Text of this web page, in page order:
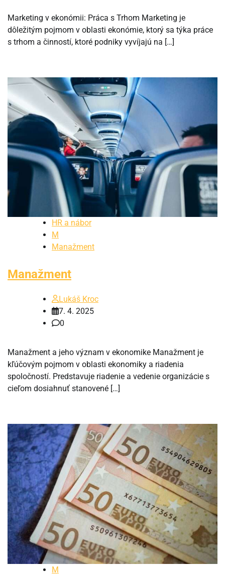
Marketing v ekonómii: Práca s Trhom Marketing je
dôležitým pojmom v oblasti ekonómie, ktorý sa týka práce
s trhom a činností, ktoré podniky vyvíjajú na […]
HR a nábor
M
Manažment
Manažment
Lukáš Kroc
7. 4. 2025
0
Manažment a jeho význam v ekonomike Manažment je
kľúčovým pojmom v oblasti ekonomiky a riadenia
spoločností. Predstavuje riadenie a vedenie organizácie s
cieľom dosiahnuť stanovené […]
M